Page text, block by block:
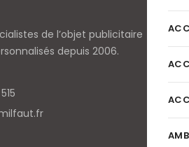
de l’objet publicitaire
depuis 2006.